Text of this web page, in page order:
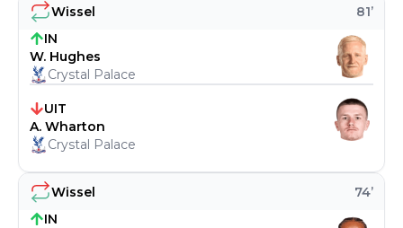
Wissel 74’
IN
Wissel 81’
IN
W. Hughes
Crystal Palace
UIT
A. Wharton
Crystal Palace